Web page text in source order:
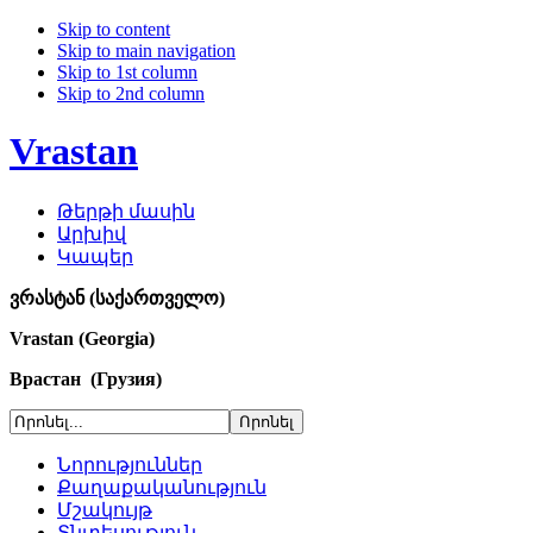
Skip to content
Skip to main navigation
Skip to 1st column
Skip to 2nd column
Vrastan
Թերթի մասին
Արխիվ
Կապեր
ვრასტან (საქართველო)
Vrastan (Georgia)
Врастан (Грузия)
Նորություններ
Քաղաքականություն
Մշակույթ